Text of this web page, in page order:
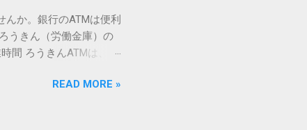
おさらばできる理由 日
の受け取り体験が一変
ら、過去のものになり
依頼できます。 2. 24
か。銀行のATMは便利
うきん（労働金庫）の
間 ろうきんATMは、利
でき、 窓口での対応も
READ MORE »